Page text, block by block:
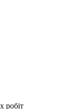
робіт